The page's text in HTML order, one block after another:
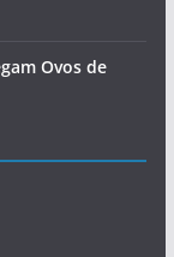
Ovos de